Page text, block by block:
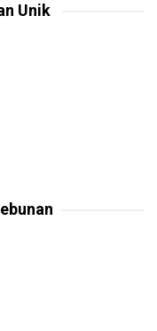
Unik